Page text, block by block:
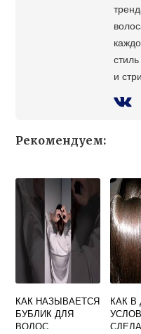
и
Рекомендуем:
КАК НАЗЫВАЕТСЯ
БУБЛИК ДЛЯ
ВОЛОС
КАК